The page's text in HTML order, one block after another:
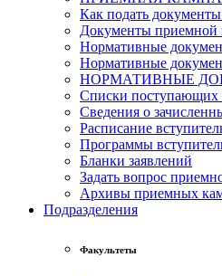
Как подать
Документы приемной
Нормативные
Нормативные
НОРМАТИВНЫЕ
Списки поступающих
Сведения о
Расписание
Программы
Бланки заявлений
Задать вопрос
Архивы приемных
Подразделения
Факультеты